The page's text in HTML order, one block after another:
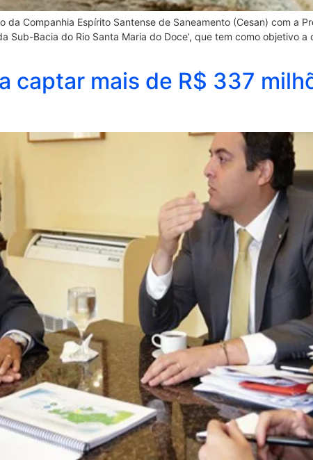
Companhia Espírito Santense de Saneamento (Cesan) com a
Sub-Bacia do Rio Santa Maria do Doce’, que tem como objetivo
captar mais de R$ 337